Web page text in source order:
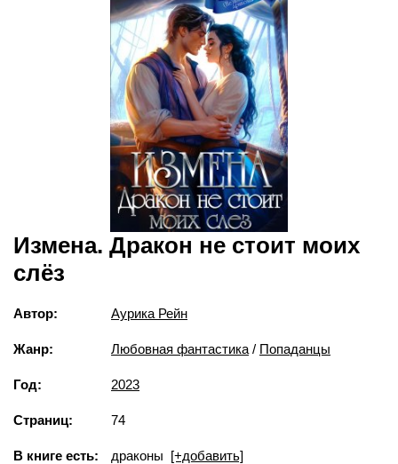
Измена. Дракон не стоит моих
слёз
Автор: Аурика Рейн
Жанр: Любовная фантастика / Попаданцы
Год: 2023
Страниц: 74
В книге есть: драконы [+добавить]